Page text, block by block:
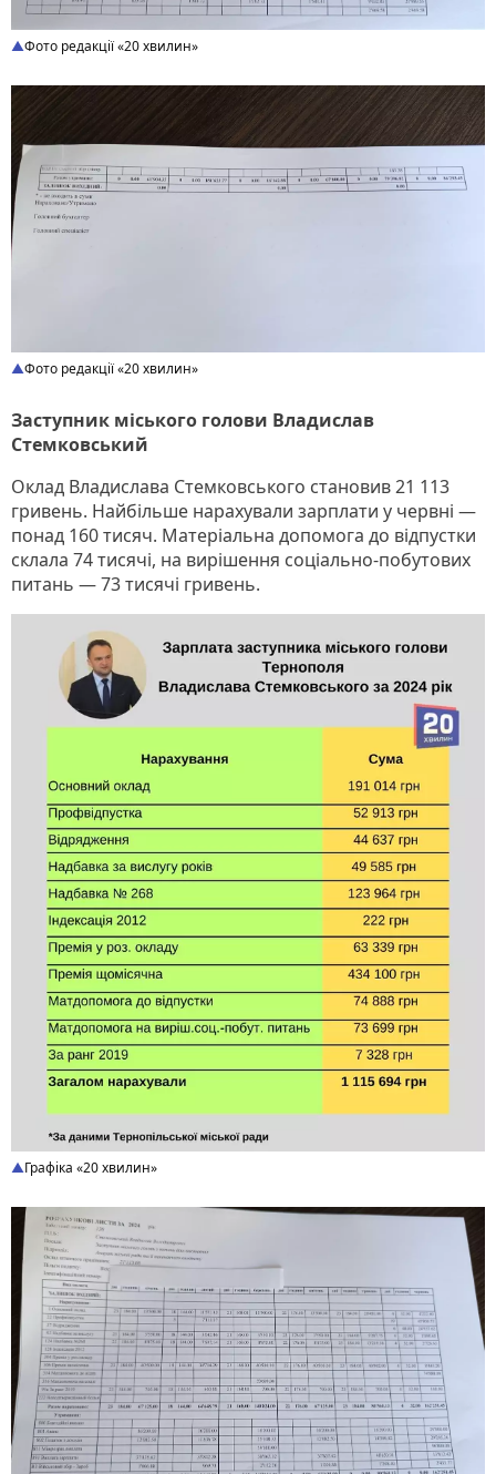
Фото редакції «20 хвилин»
Фото редакції «20 хвилин»
Заступник міського голови Владислав
Стемковський
Оклад Владислава Стемковського становив 21 113
гривень. Найбільше нарахували зарплати у червні —
понад 160 тисяч. Матеріальна допомога до відпустки
склала 74 тисячі, на вирішення соціально-побутових
питань — 73 тисячі гривень.
Графіка «20 хвилин»